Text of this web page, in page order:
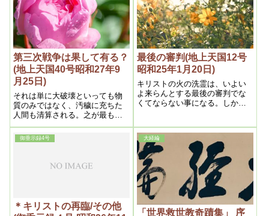
命の危険は言語に絶するといっ
てもいいであらう。之程世界人
類から固く信じられてゐる医学
を是正するのであるから、容易
な業でない事は言う迄もない。
が、余りかけ離れているから、
誤解されますので言わなかった
第三次戦争は果して有る？
(地上天国40号昭和27年9
月25日)
それは単に大破壊といっても物
質のみではなく、汚穢に充ちた
人間も清算される。之が最も恐
ろしいのである。従って神は滅
ぶべき運命にある人々を、一人
でも多く救わんが為の警告が
之こそ二十世紀のバイブルでな
である。以上が信じ得らるると
したら、第三次戦争に対しての
最後の審判(地上天国12号
昭和25年1月20日)
キリストの火の洗霊は、いよい
よ来らんとする最後の審判でな
くてならない事になる。しかし
ている、霊を以て霊を浄める方
法こそ、全く火の洗霊である。
すると霊から体に移写するので
あるから、火の洗霊が体的に如
何に影響するか、之こそ空前の
変異でなくてはならない。とい
っても危機は悪に対してのみ表
われ、善には危機はない事を知
らねばならない。
御垂示録4号
＊キリストの再臨/その他
大経綸
「世界救世教奇蹟集」 序